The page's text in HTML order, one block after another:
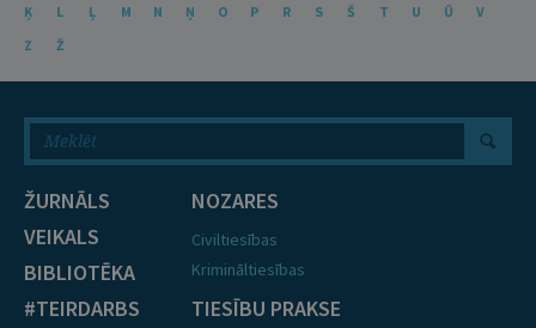
Ķ
L Ļ M N Ņ O P R S Š T U Ū
V
Z
Ž
ŽURNĀLS
VEIKALS
BIBLIOTĒKA
#TEIRDARBS
NOZARES
Civiltiesības
Krimināltiesības
TIESĪBU PRAKSE